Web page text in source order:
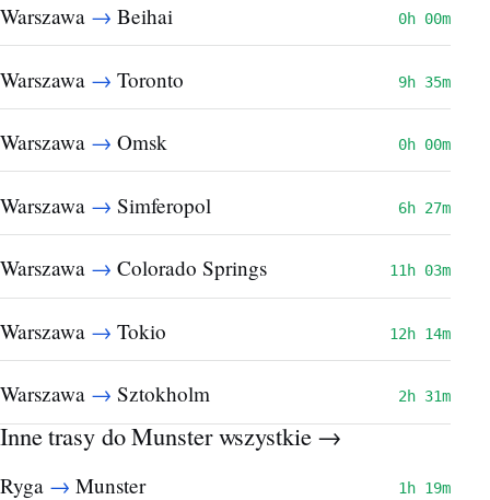
Warszawa → Beihai 0h 00m
Warszawa → Toronto 9h 35m
Warszawa → Omsk 0h 00m
Warszawa → Simferopol 6h 27m
Warszawa → Colorado Springs 11h 03m
Warszawa → Tokio 12h 14m
Warszawa → Sztokholm 2h 31m
Inne trasy do Munsterwszystkie →
Ryga → Munster 1h 19m